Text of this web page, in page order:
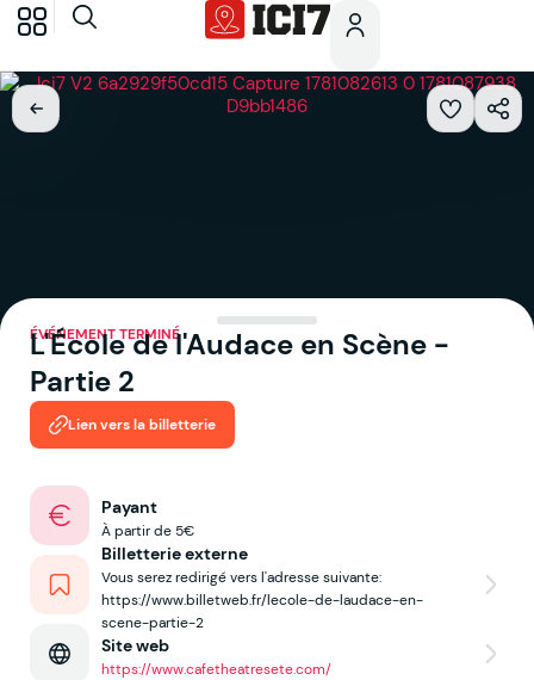
ÉVÉNEMENT TERMINÉ
L'École de l'Audace en Scène -
Partie 2
Payant
À partir de 5€
Billetterie externe
Vous serez redirigé vers l'adresse suivante:
https://www.billetweb.fr/lecole-de-laudace-en-
scene-partie-2
Site web
https://www.cafetheatresete.com/
Lien vers la billetterie